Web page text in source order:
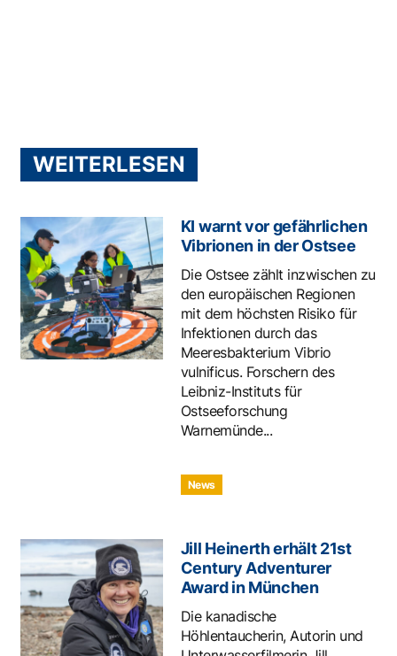
WEITERLESEN
KI warnt vor gefährlichen
Vibrionen in der Ostsee
Die Ostsee zählt inzwischen zu
den europäischen Regionen
mit dem höchsten Risiko für
Infektionen durch das
Meeresbakterium Vibrio
vulnificus. Forschern des
Leibniz-Instituts für
Ostseeforschung
Warnemünde...
News
Jill Heinerth erhält 21st
Century Adventurer
Award in München
Die kanadische
Höhlentaucherin, Autorin und